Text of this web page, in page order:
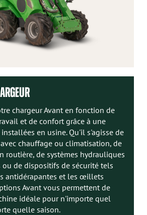
chargeur Avant en fonction de
et de confort grâce à une
en usine. Qu'il s'agisse de
chauffage ou climatisation, de
routière, de systèmes hydrauliques
de dispositifs de sécurité tels
antidérapantes et les œillets
Avant vous permettent de
idéale pour n'importe quel
quelle saison.